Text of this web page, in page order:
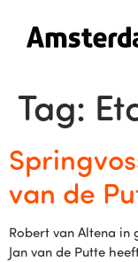
Tag:
van de
Robert van Altena in
Jan van de Putte